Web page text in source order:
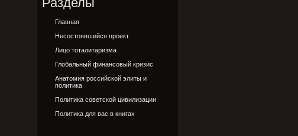
Главная
Несостоявшийся проект
Лицо тоталитаризма
Глобальный финансовый кризис
Анатомия российской элиты и
политика
Политика советской цивилизации
Политика для вас в книгах